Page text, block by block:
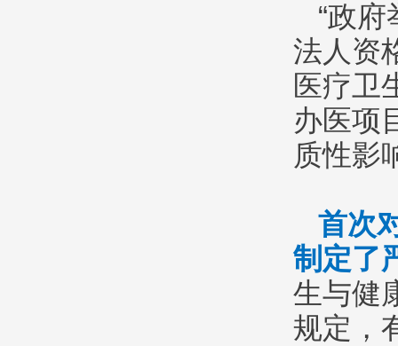
“政
法人资
医疗卫
办医项
质性影
首次
制定了
生与健
规定，